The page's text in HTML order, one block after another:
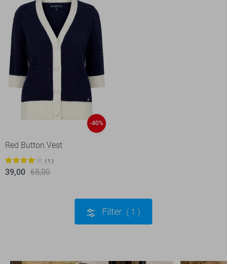
-40%
Red Button Vest
1
39,00 65,00
Filter 1